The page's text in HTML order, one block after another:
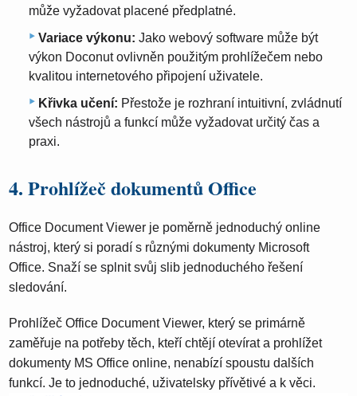
může vyžadovat placené předplatné.
Variace výkonu: Jako webový software může být
výkon Doconut ovlivněn použitým prohlížečem nebo
kvalitou internetového připojení uživatele.
Křivka učení: Přestože je rozhraní intuitivní, zvládnutí
všech nástrojů a funkcí může vyžadovat určitý čas a
praxi.
4. Prohlížeč dokumentů Office
Office Document Viewer je poměrně jednoduchý online
nástroj, který si poradí s různými dokumenty Microsoft
Office. Snaží se splnit svůj slib jednoduchého řešení
sledování.
Prohlížeč Office Document Viewer, který se primárně
zaměřuje na potřeby těch, kteří chtějí otevírat a prohlížet
dokumenty MS Office online, nenabízí spoustu dalších
funkcí. Je to jednoduché, uživatelsky přívětivé a k věci.